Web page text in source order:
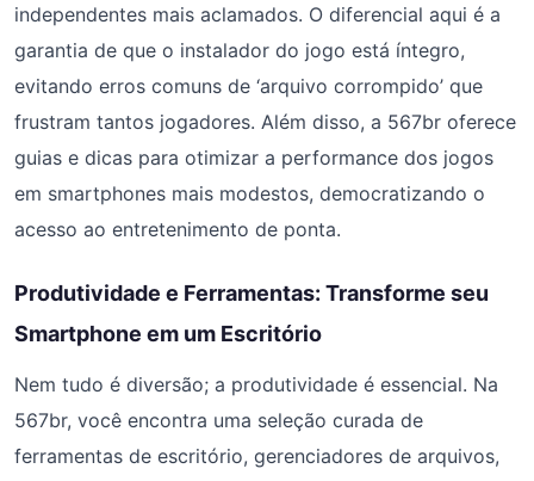
independentes mais aclamados. O diferencial aqui é a
garantia de que o instalador do jogo está íntegro,
evitando erros comuns de ‘arquivo corrompido’ que
frustram tantos jogadores. Além disso, a 567br oferece
guias e dicas para otimizar a performance dos jogos
em smartphones mais modestos, democratizando o
acesso ao entretenimento de ponta.
Produtividade e Ferramentas: Transforme seu
Smartphone em um Escritório
Nem tudo é diversão; a produtividade é essencial. Na
567br, você encontra uma seleção curada de
ferramentas de escritório, gerenciadores de arquivos,